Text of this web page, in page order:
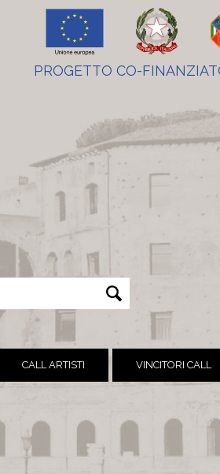
PROGETTO CO-
CALL ARTISTI VINCITORI CALL